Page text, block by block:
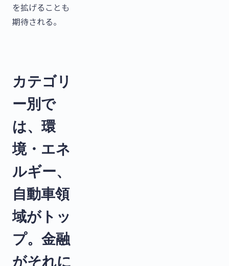
を拡げることも
期待される。
カテゴリ
ー別で
は、環
境・エネ
ルギー、
自動車領
域がトッ
プ。金融
がそれに